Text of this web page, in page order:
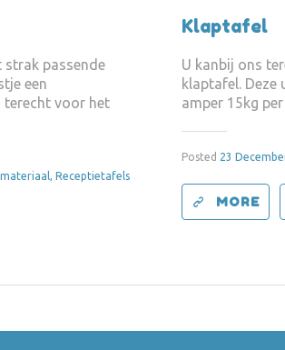
strak passende
een
terecht voor het
Receptietafels
Klaptafel
U kanbij ons
klaptafel.
amper 15kg
Posted 23
MORE